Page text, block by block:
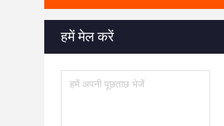
हमें मेल करें